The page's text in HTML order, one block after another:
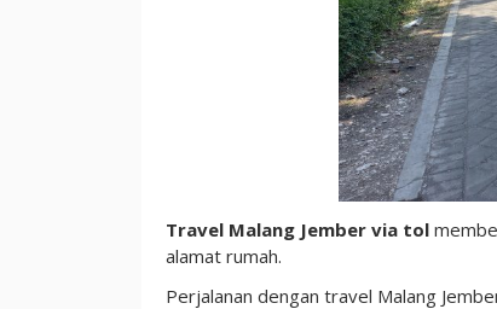
Travel Malang Jember via tol
alamat rumah.
Perjalanan dengan travel Malang